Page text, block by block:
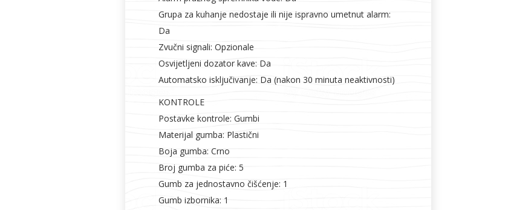
Grupa za kuhanje nedostaje ili nije ispravno umetnut alarm:
Da
Zvučni signali: Opzionale
Osvijetljeni dozator kave: Da
Automatsko isključivanje: Da (nakon 30 minuta neaktivnosti)
KONTROLE
Postavke kontrole: Gumbi
Materijal gumba: Plastični
Boja gumba: Crno
Broj gumba za piće: 5
Gumb za jednostavno čišćenje: 1
Gumb izbornika: 1